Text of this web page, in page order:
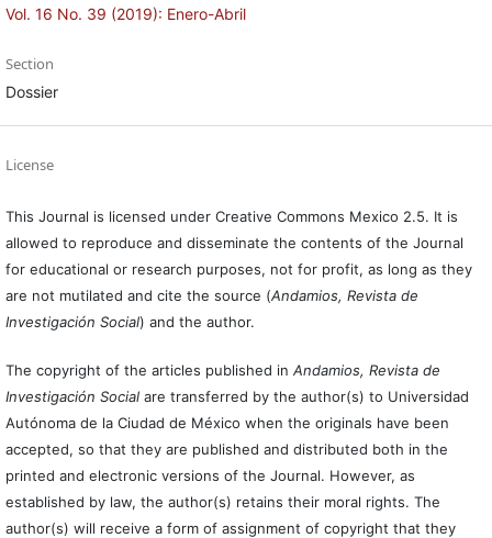
Vol. 16 No. 39 (2019): Enero-Abril
Section
Dossier
License
This Journal is licensed under Creative Commons Mexico 2.5. It is
allowed to reproduce and disseminate the contents of the Journal
for educational or research purposes, not for profit, as long as they
are not mutilated and cite the source (Andamios, Revista de
Investigación Social) and the author.
The copyright of the articles published in Andamios, Revista de
Investigación Socialare transferred by the author(s) to Universidad
Autónoma de la Ciudad de México when the originals have been
accepted, so that they are published and distributed both in the
printed and electronic versions of the Journal. However, as
established by law, the author(s) retains their moral rights. The
author(s) will receive a form of assignment of copyright that they